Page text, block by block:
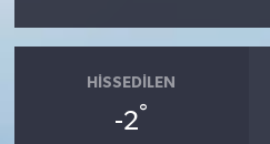
HISSEDILEN
-2°